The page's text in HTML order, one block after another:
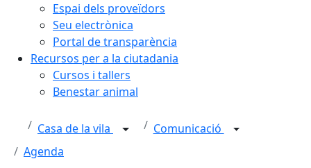
Espai dels proveïdors
Seu electrònica
Portal de transparència
Recursos per a la ciutadania
Cursos i tallers
Benestar animal
Casa de la vila
Comunicació
Agenda